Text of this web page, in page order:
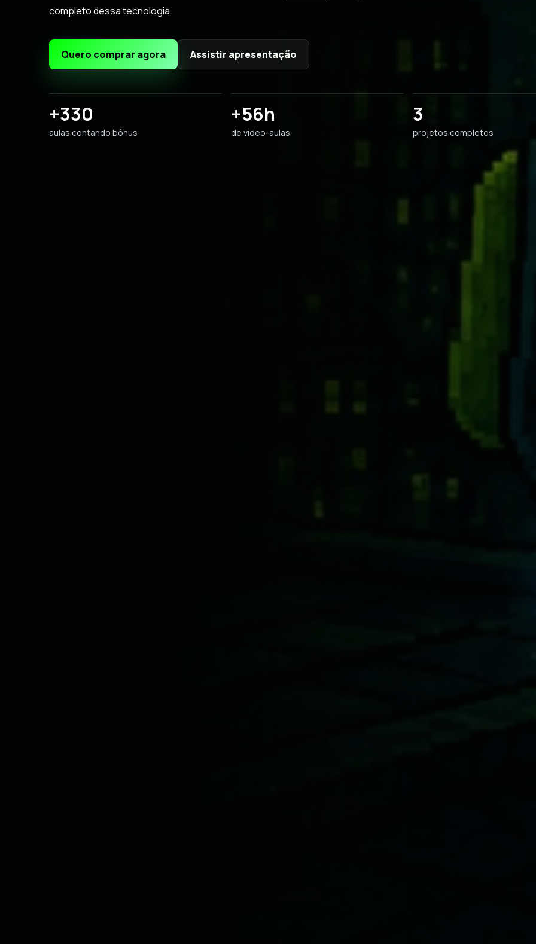
completo dessa tecnologia.
Quero comprar agora Assistir apresentação
+330
aulas contando bônus
+56h
de video-aulas
3
projetos completos